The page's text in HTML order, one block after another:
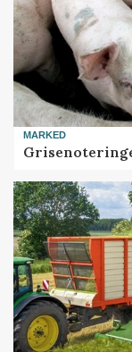
MARKED